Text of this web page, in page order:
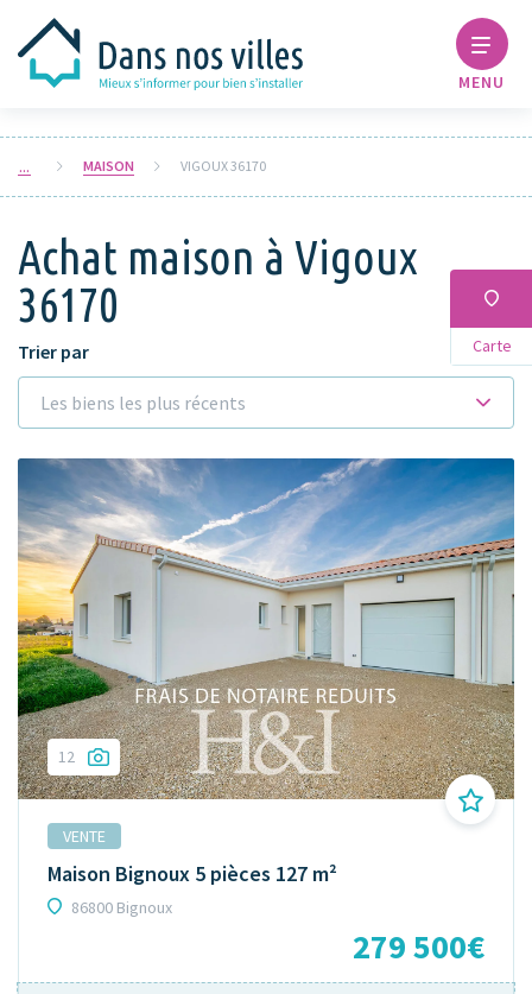
MENU
MAISON VIGOUX 36170
Achat maison à Vigoux
36170
Carte
Trier par
Les biens les plus récents
12
VENTE
Maison Bignoux 5 pièces 127 m²
86800 Bignoux
279 500€